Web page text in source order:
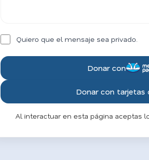
Quiero que el mensaje sea privado.
Donar con
Donar con tarjetas
Al interactuar en esta página aceptas